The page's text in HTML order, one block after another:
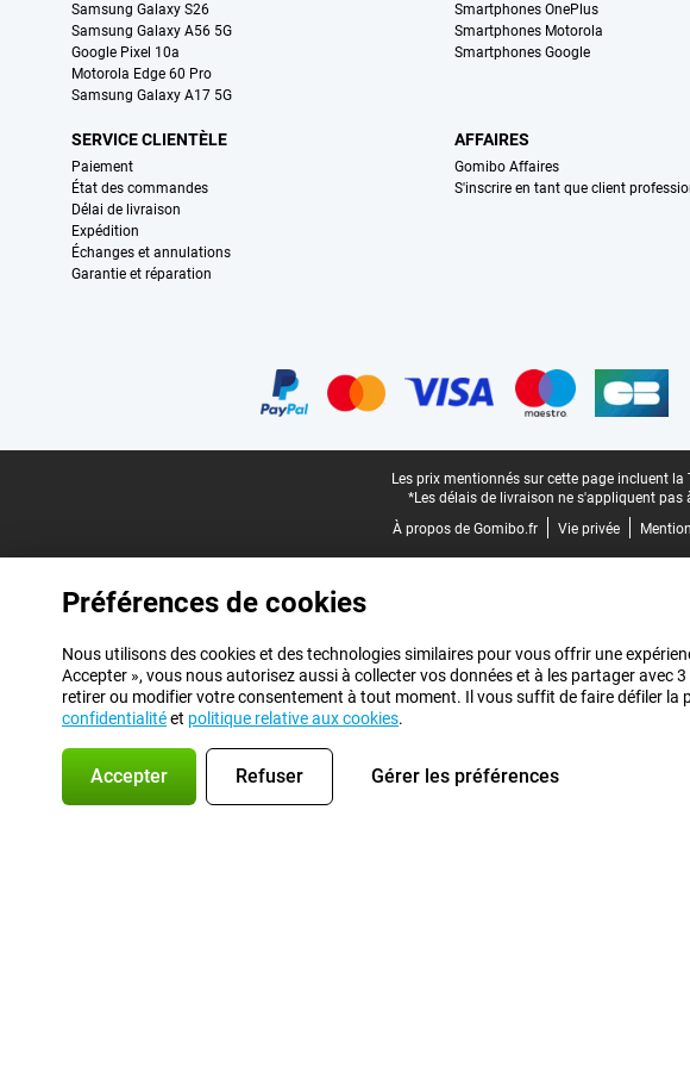
Samsung Galaxy S26
Samsung Galaxy A56 5G
Google Pixel 10a
Motorola Edge 60 Pro
Samsung Galaxy A17 5G
Smartphones OnePlus
Smartphones Motorola
Smartphones Google
SERVICE CLIENTÈLE
Paiement
État des commandes
Délai de livraison
Expédition
Échanges et annulations
Garantie et réparation
AFFAIRES
Gomibo Affaires
S'inscrire en tant que client
Les prix mentionnés sur cette page incluent
*Les délais de livraison ne s'appliquent
À propos de Gomibo.fr
Vie privée
Préférences de cookies
Nous utilisons des cookies et des technologies similaires pour vous offrir une
Accepter », vous nous autorisez aussi à collecter vos données et à les partager
retirer ou modifier votre consentement à tout moment. Il vous suffit de faire défiler la
confidentialitéet politique relative aux cookies.
Accepter Refuser Gérer les préférences